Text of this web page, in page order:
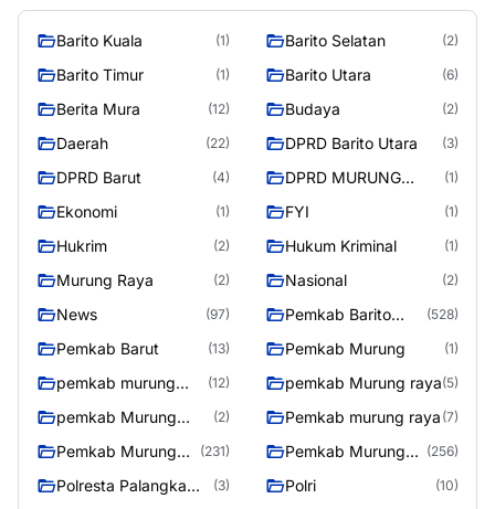
Barito Kuala (1) Barito Selatan (2)
Barito Timur (1) Barito Utara (6)
Berita Mura (12) Budaya (2)
Daerah (22) DPRD Barito Utara (3)
DPRD Barut (4)
DPRD MURUNG
(1)
Ekonomi (1) FYI (1)
Hukrim (2) Hukum Kriminal (1)
Murung Raya (2) Nasional (2)
News (97)
Pemkab Barito
(528)
Pemkab Barut (13) Pemkab Murung (1)
pemkab murung
(12) pemkab Murung raya(5)
pemkab Murung
(2) Pemkab murung raya (7)
Pemkab Murung
(231)
Pemkab Murung
(256)
Polresta Palangka
(3) Polri (10)